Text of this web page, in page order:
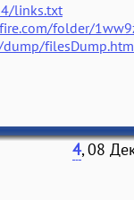
links.txt
folder/
4, 08